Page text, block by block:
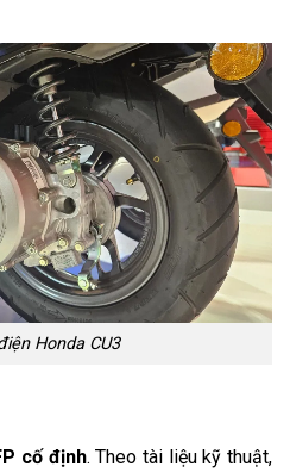
Honda CU3
cố định. Theo tài liệu kỹ thuật,